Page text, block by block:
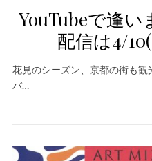
YouTubeで逢
配信は4/
花見のシーズン、京都の街も
バ…